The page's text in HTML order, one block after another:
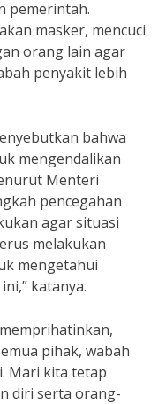
pemerintah.
masker, mencuci
orang lain agar
penyakit lebih
bahwa
mengendalikan
Menteri
pencegahan
agar situasi
melakukan
mengetahui
katanya.
pihak, wabah
Mari kita tetap
diri serta orang-